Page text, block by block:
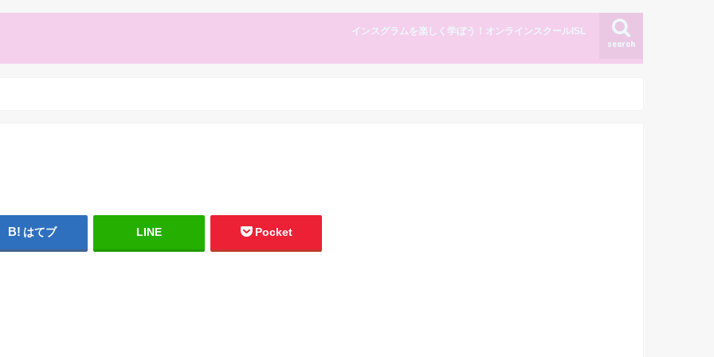
search
インスグラムを楽しく学ぼう！オンラインスクールISL
はてブ LINE Pocket